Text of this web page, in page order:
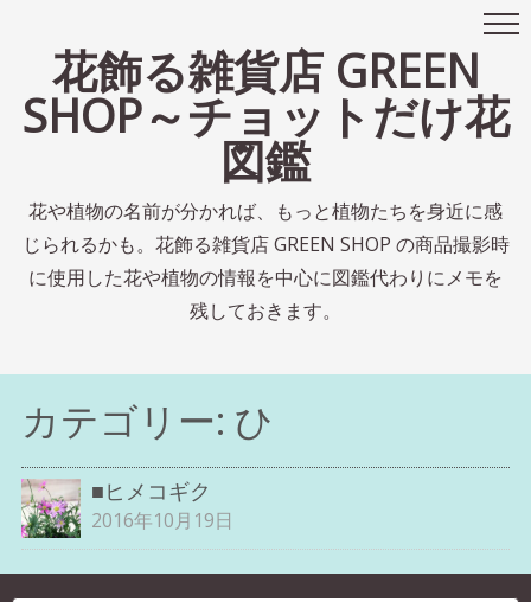
花飾る雑貨店 GREEN
SHOP～チョットだけ花
図鑑
花や植物の名前が分かれば、もっと植物たちを身近に感
じられるかも。花飾る雑貨店 GREEN SHOP の商品撮影時
に使用した花や植物の情報を中心に図鑑代わりにメモを
残しておきます。
カテゴリー: ひ
■ヒメコギク
2016年10月19日